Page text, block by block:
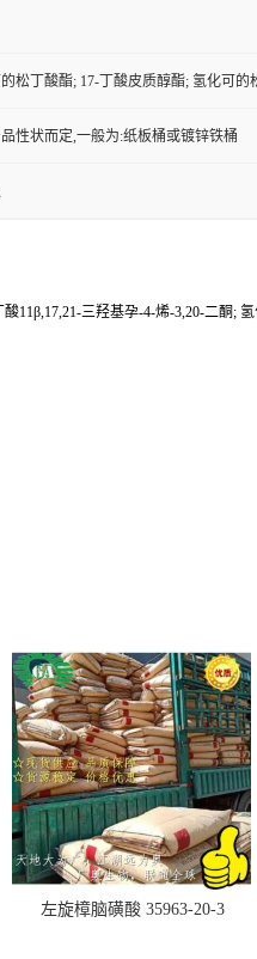
松丁酸酯; 17-丁酸皮质醇酯; 氢化可的
性状而定,一般为:纸板桶或镀锌铁桶
11β,17,21-三羟基孕-4-烯-3,20-二酮;
左旋樟脑磺酸 35963-20-3